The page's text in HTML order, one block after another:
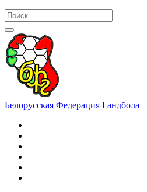
Белорусская Федерация Гандбола